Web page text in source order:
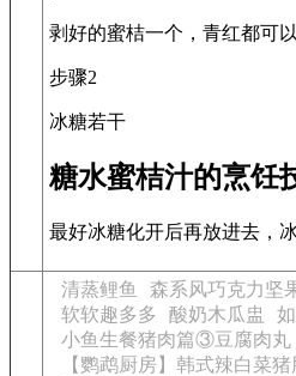
剥好的蜜桔一个，青红都可以
步骤2
冰糖若干
糖水蜜桔汁的烹饪
最好冰糖化开后再放进去，
清蒸鲤鱼 森系风巧克力坚
软软趣多多
酸奶木瓜盅
小鱼生餐猪肉篇③豆腐肉丸
【鹦鹉厨房】韩式辣白菜